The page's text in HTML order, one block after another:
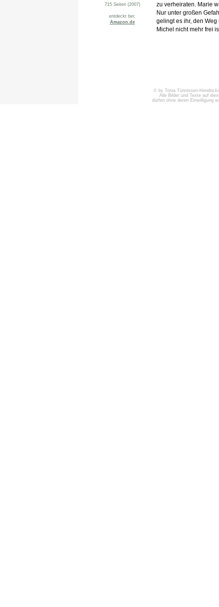
715 Seiten (2007)
entdeckt bei:
Amazon.de
zu verheiraten. Marie
Nur unter großen
gelingt es ihr, den
Michel nicht mehr frei
© by Tonia Tünnissen-
Alle Bilder und Texte auf
dürfen ohne deren Einwilligung